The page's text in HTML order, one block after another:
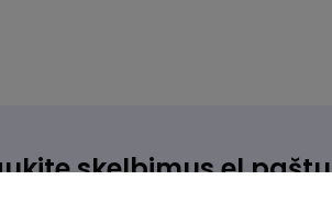
skelbimus el.paštu